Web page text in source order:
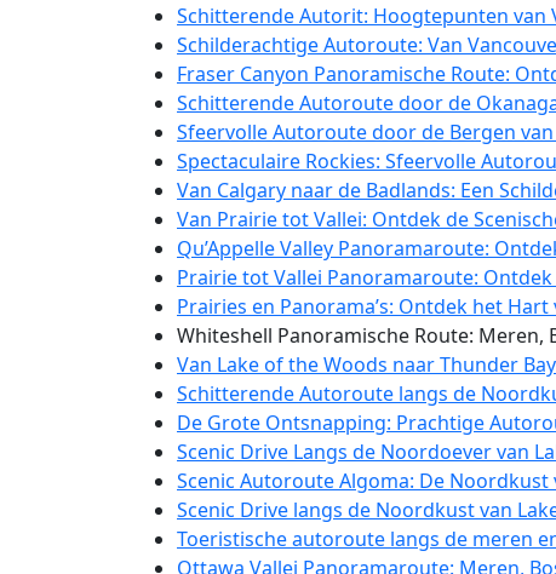
Schitterende Autorit: Hoogtepunten van
Schilderachtige Autoroute: Van
Fraser Canyon Panoramische Route:
Schitterende Autoroute door de
Sfeervolle Autoroute door de Bergen
Spectaculaire Rockies: Sfeervolle
Van Calgary naar de Badlands: Een
Van Prairie tot Vallei: Ontdek de
Qu’Appelle Valley Panoramaroute:
Prairie tot Vallei Panoramaroute:
Prairies en Panorama’s: Ontdek het
Whiteshell Panoramische Route: Meren,
Van Lake of the Woods naar Thunder
Schitterende Autoroute langs de
De Grote Ontsnapping: Prachtige
Scenic Drive Langs de Noordoever van
Scenic Autoroute Algoma: De
Scenic Drive langs de Noordkust van
Toeristische autoroute langs de meren
Ottawa Vallei Panoramaroute: Meren,